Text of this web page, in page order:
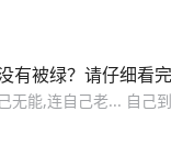
有被绿？请仔细看完
无能,连自己老... 自己